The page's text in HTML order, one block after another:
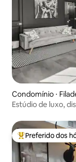
Condomínio ⋅
Estúdio de luxo,
Entre os
Preferido dos